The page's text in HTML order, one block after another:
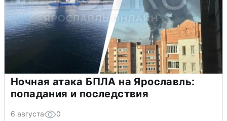
Ночная атака БПЛА на Ярославль:
попадания и последствия
6 августа 0